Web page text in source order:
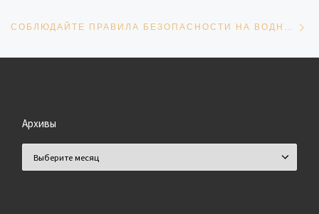
СОБЛЮДАЙТЕ ПРАВИЛА БЕЗОПАСНОСТИ НА ВОДНЫХ ОБЪЕКТАХ В ЗИМНЕЕ ВРЕМЯ
Архивы